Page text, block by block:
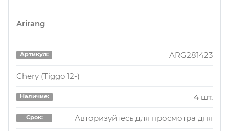
Артикул:
тормозная система
Наличие:
Срок: Авторизуйтесь для просмотра дней
Цена, ₽: 2930 ₽
Arirang
Артикул: ARG281423
Chery (Tiggo 12-)
Наличие: 4 шт.
Срок: Авторизуйтесь для просмотра дня